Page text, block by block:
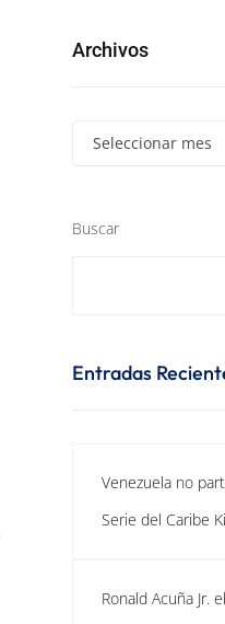
Archivos
Seleccionar mes
Buscar
Entradas
Venezuela no
Serie del Caribe
Ronald Acuña Jr.